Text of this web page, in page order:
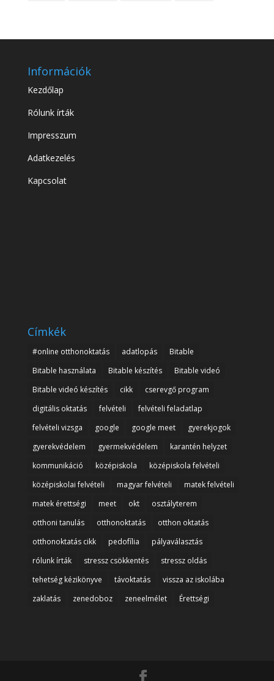
Információk
Kezdőlap
Rólunk írták
Impresszum
Adatkezelés
Kapcsolat
Címkék
#online otthonoktatás adatlopás
Bitable
Bitable használata
Bitable készítés
Bitable videó
Bitable videó készítés
cikk
cserevgő program
digitális oktatás
felvételi
felvételi feladatlap
felvételi vizsga
google google meet
gyerekjogok
gyerekvédelem
gyermekvédelem
karantén helyzet
kommunikáció
középiskola
középiskola felvételi
középiskolai felvételi
magyar felvételi
matek felvételi
matek érettségi
meet okt
osztályterem
otthoni tanulás
otthonoktatás
otthon oktatás
otthonoktatás cikk
pedofília
pályaválasztás
rólunk írták
stressz csökkentés
stressz oldás
tehetség kézikönyve
távoktatás
vissza az iskolába
zaklatás
zenedoboz zeneelmélet Érettségi